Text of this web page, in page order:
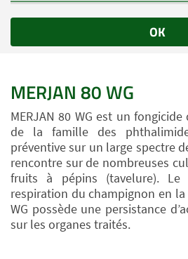
OK
MERJAN 80 WG
MERJAN 80 WG est un
de la famille des
préventive sur un large spectre
rencontre sur de nombreuses
fruits à pépins (tavelure).
respiration du champignon en la
WG possède une persistance
sur les organes traités.